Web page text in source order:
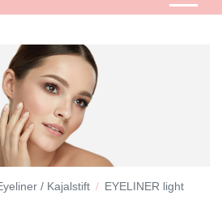
/ Kajalstift EYELINER light